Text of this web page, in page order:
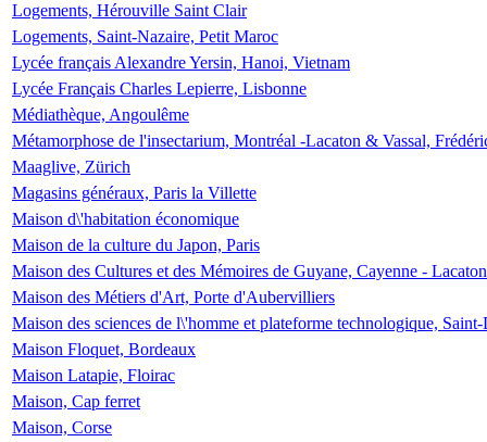
Logements, Hérouville Saint Clair
Logements, Saint-Nazaire, Petit Maroc
Lycée français Alexandre Yersin, Hanoi, Vietnam
Lycée Français Charles Lepierre, Lisbonne
Médiathèque, Angoulême
Métamorphose de l'insectarium, Montréal -Lacaton & Vassal,
Maaglive, Zürich
Magasins généraux, Paris la Villette
Maison d\'habitation économique
Maison de la culture du Japon, Paris
Maison des Cultures et des Mémoires de Guyane, Cayenne -
Maison des Métiers d'Art, Porte d'Aubervilliers
Maison des sciences de l\'homme et plateforme technologique,
Maison Floquet, Bordeaux
Maison Latapie, Floirac
Maison, Cap ferret
Maison, Corse